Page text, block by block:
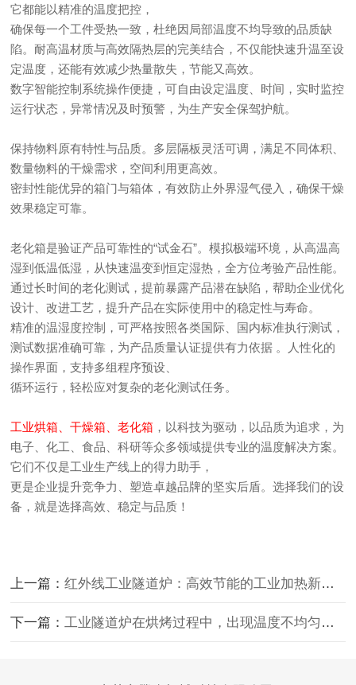
它都能以精准的温度把控，
确保每一个工件受热一致，杜绝因局部温度不均导致的品质缺
陷。耐高温材质与高效隔热层的完美结合，不仅能快速升温至设
定温度，还能有效减少热量散失，节能又高效。
数字智能控制系统操作便捷，可自由设定温度、时间，实时监控
运行状态，异常情况及时预警，为生产安全保驾护航。
保持物料原有特性与品质。多层隔板灵活可调，满足不同体积、
数量物料的干燥需求，空间利用更高效。
密封性能优异的箱门与箱体，有效防止外界湿气侵入，确保干燥
效果稳定可靠。
老化箱是验证产品可靠性的“试金石”。模拟极端环境，从高温高
湿到低温低湿，从快速温变到恒定湿热，全方位考验产品性能。
通过长时间的老化测试，提前暴露产品潜在缺陷，帮助企业优化
设计、改进工艺，提升产品在实际使用中的稳定性与寿命。
精准的温湿度控制，可严格按照各类国际、国内标准执行测试，
测试数据准确可靠，为产品质量认证提供有力依据 。人性化的
操作界面，支持多组程序预设、
循环运行，轻松应对复杂的老化测试任务。
工业烘箱、干燥箱、老化箱 ，以科技为驱动，以品质为追求，为
电子、化工、食品、科研等众多领域提供专业的温度解决方案。
它们不仅是工业生产线上的得力助手，
更是企业提升竞争力、塑造卓越品牌的坚实后盾。选择我们的设
备，就是选择高效、稳定与品质！
上一篇：红外线工业隧道炉：高效节能的工业加热新选择
下一篇：工业隧道炉在烘烤过程中，出现温度不均匀的情况该如何解决？